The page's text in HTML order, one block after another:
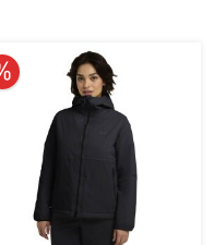
10% reduziert